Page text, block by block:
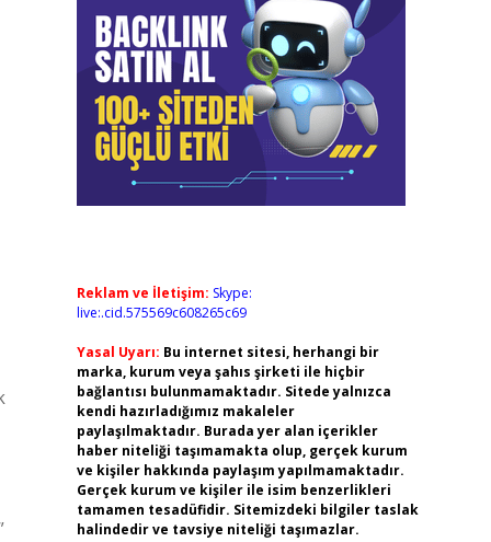
Reklam ve İletişim: Skype:
live:.cid.575569c608265c69
Yasal Uyarı: Bu internet sitesi, herhangi bir
marka, kurum veya şahıs şirketi ile hiçbir
bağlantısı bulunmamaktadır. Sitede yalnızca
kendi hazırladığımız makaleler
paylaşılmaktadır. Burada yer alan içerikler
haber niteliği taşımamakta olup, gerçek kurum
ve kişiler hakkında paylaşım yapılmamaktadır.
Gerçek kurum ve kişiler ile isim benzerlikleri
tamamen tesadüfidir. Sitemizdeki bilgiler taslak
halindedir ve tavsiye niteliği taşımazlar.